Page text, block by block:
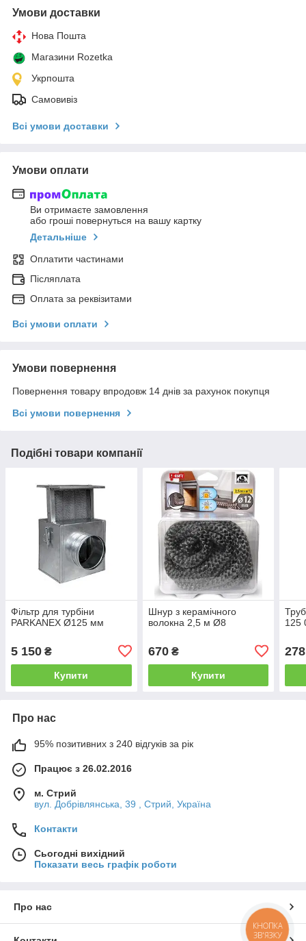
Умови доставки
Нова Пошта
Магазини Rozetka
Укрпошта
Самовивіз
Всі умови доставки
Умови оплати
Ви отримаєте замовлення
або гроші повернуться на вашу картку
Детальніше
Оплатити частинами
Післяплата
Оплата за реквізитами
Всі умови оплати
Умови повернення
Повернення товару впродовж 14 днів за рахунок покупця
Всі умови повернення
Подібні товари компанії
Фільтр для турбіни
PARKANEX Ø125 мм
5 150 ₴
Купити
Шнур з керамічного
волокна 2,5 м Ø8
670₴
Купити
125
278
Про нас
95% позитивних з 240 відгуків за рік
Працює з 26.02.2016
м. Стрий
вул. Добрівлянська, 39 , Стрий, Україна
Контакти
Сьогодні вихідний
Показати весь графік роботи
Про нас
КНОПКА
ЗВ'ЯЗКУ